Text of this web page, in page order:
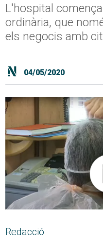
L'hospital
ordinària, que
els negocis amb
04/05/2020
Redacció